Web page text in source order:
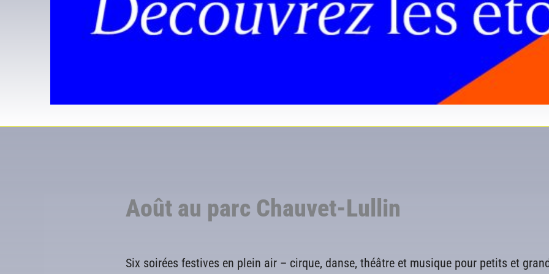
Août au parc Chauvet-Lullin
Six soirées festives en plein air – cirque, danse, théâtre et musique pour petits et